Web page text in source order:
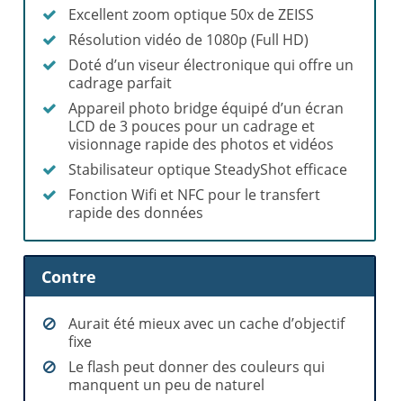
Excellent zoom optique 50x de ZEISS
Résolution vidéo de 1080p (Full HD)
Doté d’un viseur électronique qui offre un
cadrage parfait
Appareil photo bridge équipé d’un écran
LCD de 3 pouces pour un cadrage et
visionnage rapide des photos et vidéos
Stabilisateur optique SteadyShot efficace
Fonction Wifi et NFC pour le transfert
rapide des données
Contre
Aurait été mieux avec un cache d’objectif
fixe
Le flash peut donner des couleurs qui
manquent un peu de naturel